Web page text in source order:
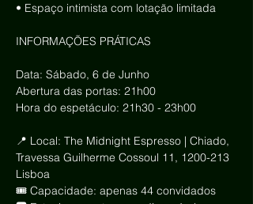
• Espaço intimista com lotação limitada
INFORMAÇÕES PRÁTICAS
Data: Sábado, 6 de Junho
Abertura das portas: 21h00
Hora do espetáculo: 21h30 - 23h00
📍 Local: The Midnight Espresso | Chiado,
Travessa Guilherme Cossoul 11, 1200-213
Lisboa
🎟 Capacidade: apenas 44 convidados